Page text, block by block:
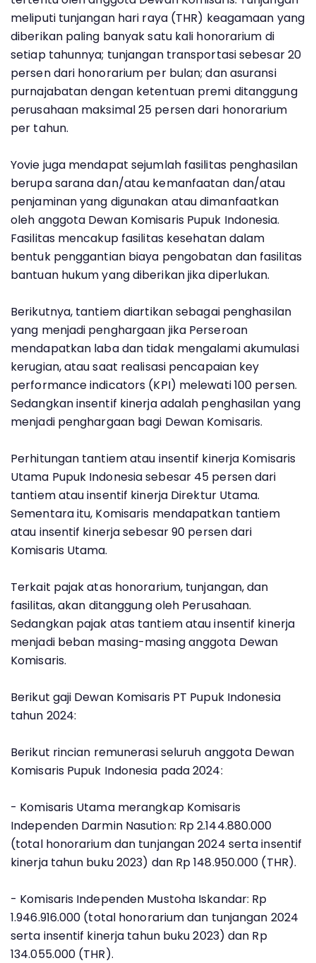
meliputi tunjangan hari raya (THR) keagamaan yang
diberikan paling banyak satu kali honorarium di
setiap tahunnya; tunjangan transportasi sebesar 20
persen dari honorarium per bulan; dan asuransi
purnajabatan dengan ketentuan premi ditanggung
perusahaan maksimal 25 persen dari honorarium
per tahun.
Yovie juga mendapat sejumlah fasilitas penghasilan
berupa sarana dan/atau kemanfaatan dan/atau
penjaminan yang digunakan atau dimanfaatkan
oleh anggota Dewan Komisaris Pupuk Indonesia.
Fasilitas mencakup fasilitas kesehatan dalam
bentuk penggantian biaya pengobatan dan fasilitas
bantuan hukum yang diberikan jika diperlukan.
Berikutnya, tantiem diartikan sebagai penghasilan
yang menjadi penghargaan jika Perseroan
mendapatkan laba dan tidak mengalami akumulasi
kerugian, atau saat realisasi pencapaian key
performance indicators (KPI) melewati 100 persen.
Sedangkan insentif kinerja adalah penghasilan yang
menjadi penghargaan bagi Dewan Komisaris.
Perhitungan tantiem atau insentif kinerja Komisaris
Utama Pupuk Indonesia sebesar 45 persen dari
tantiem atau insentif kinerja Direktur Utama.
Sementara itu, Komisaris mendapatkan tantiem
atau insentif kinerja sebesar 90 persen dari
Komisaris Utama.
Terkait pajak atas honorarium, tunjangan, dan
fasilitas, akan ditanggung oleh Perusahaan.
Sedangkan pajak atas tantiem atau insentif kinerja
menjadi beban masing-masing anggota Dewan
Komisaris.
Berikut gaji Dewan Komisaris PT Pupuk Indonesia
tahun 2024:
Berikut rincian remunerasi seluruh anggota Dewan
Komisaris Pupuk Indonesia pada 2024:
- Komisaris Utama merangkap Komisaris
Independen Darmin Nasution: Rp 2.144.880.000
(total honorarium dan tunjangan 2024 serta insentif
kinerja tahun buku 2023) dan Rp 148.950.000 (THR).
- Komisaris Independen Mustoha Iskandar: Rp
1.946.916.000 (total honorarium dan tunjangan 2024
serta insentif kinerja tahun buku 2023) dan Rp
134.055.000 (THR).